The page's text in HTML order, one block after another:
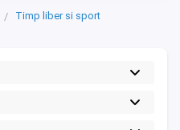
Timp liber si sport